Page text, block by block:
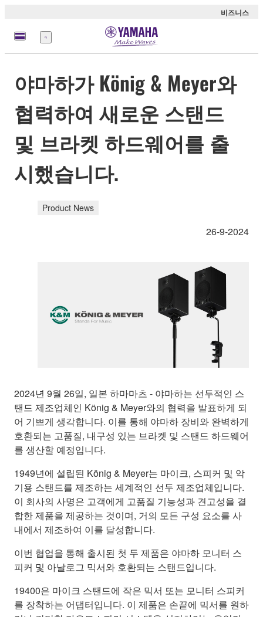
비즈니스
메
뉴
야마하가 König & Meyer와
협력하여 새로운 스탠드
및 브라켓 하드웨어를 출
시했습니다.
Product News
26-9-2024
2024년 9월 26일, 일본 하마마츠 - 야마하는 선두적인 스
탠드 제조업체인 König & Meyer와의 협력을 발표하게 되
어 기쁘게 생각합니다. 이를 통해 야마하 장비와 완벽하게
호환되는 고품질, 내구성 있는 브라켓 및 스탠드 하드웨어
를 생산할 예정입니다.
1949년에 설립된 König & Meyer는 마이크, 스피커 및 악
기용 스탠드를 제조하는 세계적인 선두 제조업체입니다.
이 회사의 사명은 고객에게 고품질 기능성과 견고성을 결
합한 제품을 제공하는 것이며, 거의 모든 구성 요소를 사
내에서 제조하여 이를 달성합니다.
이번 협업을 통해 출시된 첫 두 제품은 야마하 모니터 스
피커 및 아날로그 믹서와 호환되는 스탠드입니다.
19400은 마이크 스탠드에 작은 믹서 또는 모니터 스피커
를 장착하는 어댑터입니다. 이 제품은 손끝에 믹서를 원하